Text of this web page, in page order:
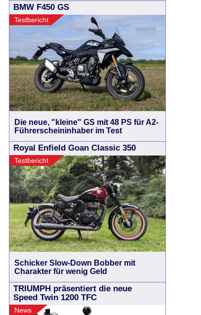
BMW F450 GS
Testbericht
Die neue, "kleine" GS mit 48 PS für A2-
Führerscheininhaber im Test
Royal Enfield Goan Classic 350
Testbericht
Schicker Slow-Down Bobber mit
Charakter für wenig Geld
TRIUMPH präsentiert die neue
Speed Twin 1200 TFC
News